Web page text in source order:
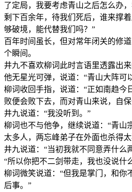
了定局，我要考虑青山之后怎么办
剩下百余年，待我们死后，谁来撑
够破境，能代替我们吗？”
百年时间虽长，但对常年闭关的修
个瞬间。
井九不喜欢柳词此时言语里透露出
他无星光可弹，说道：“青山大阵可
柳词收回手指，说道：“正如南趋今
败便会败下去，而对青山来说，自
井九说道：“我没听到。”
柳词也不与他争，继续说道：“青山
太多人，两忘峰弟子在外面也杀得
井九说道：“当初我就不同意弄什么
“所以你把不二剑带走，我也没说什
柳词微笑说道：“但我是掌门，和你
后事。”